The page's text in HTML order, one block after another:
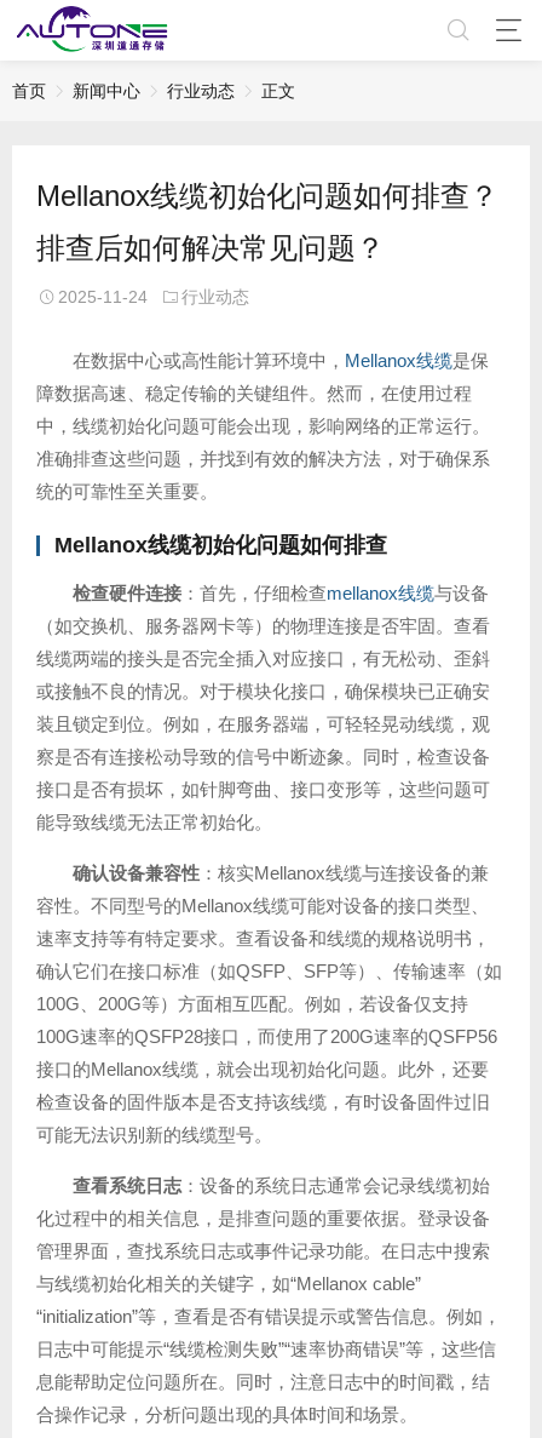
首页 新闻中心 行业动态 正文
Mellanox线缆初始化问题如何排查？
排查后如何解决常见问题？
2025-11-24 行业动态
在数据中心或高性能计算环境中， Mellanox线缆是保
障数据高速、稳定传输的关键组件。然而，在使用过程
中，线缆初始化问题可能会出现，影响网络的正常运行。
准确排查这些问题，并找到有效的解决方法，对于确保系
统的可靠性至关重要。
Mellanox线缆初始化问题如何排查
检查硬件连接 ：首先，仔细检查mellanox线缆与设备
（如交换机、服务器网卡等）的物理连接是否牢固。查看
线缆两端的接头是否完全插入对应接口，有无松动、歪斜
或接触不良的情况。对于模块化接口，确保模块已正确安
装且锁定到位。例如，在服务器端，可轻轻晃动线缆，观
察是否有连接松动导致的信号中断迹象。同时，检查设备
接口是否有损坏，如针脚弯曲、接口变形等，这些问题可
能导致线缆无法正常初始化。
确认设备兼容性 ：核实Mellanox线缆与连接设备的兼
容性。不同型号的Mellanox线缆可能对设备的接口类型、
速率支持等有特定要求。查看设备和线缆的规格说明书，
确认它们在接口标准（如QSFP、SFP等）、传输速率（如
100G、200G等）方面相互匹配。例如，若设备仅支持
100G速率的QSFP28接口，而使用了200G速率的QSFP56
接口的Mellanox线缆，就会出现初始化问题。此外，还要
检查设备的固件版本是否支持该线缆，有时设备固件过旧
可能无法识别新的线缆型号。
查看系统日志 ：设备的系统日志通常会记录线缆初始
化过程中的相关信息，是排查问题的重要依据。登录设备
管理界面，查找系统日志或事件记录功能。在日志中搜索
与线缆初始化相关的关键字，如“Mellanox cable”
“initialization”等，查看是否有错误提示或警告信息。例如，
日志中可能提示“线缆检测失败”“速率协商错误”等，这些信
息能帮助定位问题所在。同时，注意日志中的时间戳，结
合操作记录，分析问题出现的具体时间和场景。